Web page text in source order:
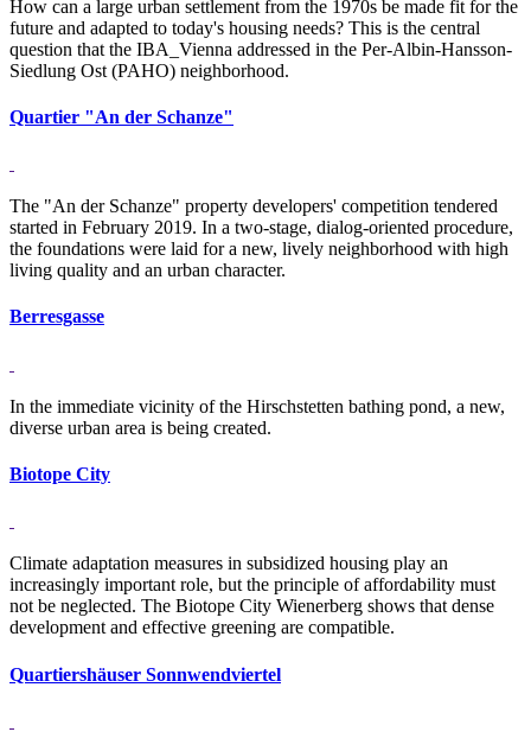
How can a large urban settlement from the 1970s be made fit for the
future and adapted to today's housing needs? This is the central
question that the IBA_Vienna addressed in the Per-Albin-Hansson-
Siedlung Ost (PAHO) neighborhood.
Quartier "An der Schanze"
The "An der Schanze" property developers' competition tendered
started in February 2019. In a two-stage, dialog-oriented procedure,
the foundations were laid for a new, lively neighborhood with high
living quality and an urban character.
Berresgasse
In the immediate vicinity of the Hirschstetten bathing pond, a new,
diverse urban area is being created.
Biotope City
Climate adaptation measures in subsidized housing play an
increasingly important role, but the principle of affordability must
not be neglected. The Biotope City Wienerberg shows that dense
development and effective greening are compatible.
Quartiershäuser Sonnwendviertel